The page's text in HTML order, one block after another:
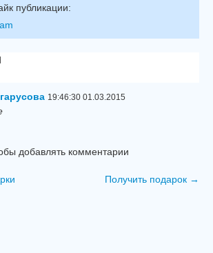
публикации:
19:46:30 01.03.2015
добавлять комментарии
Получить подарок →